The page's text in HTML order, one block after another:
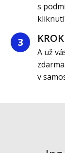
s
3
A už
v